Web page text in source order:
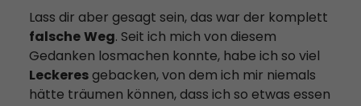
Lass dir aber gesagt sein, das war der komplett
falscheWeg. Seit ich mich von diesem
Gedanken losmachen konnte, habe ich so viel
Leckeresgebacken, von dem ich mir niemals
hätte träumen können, dass ich so etwas essen